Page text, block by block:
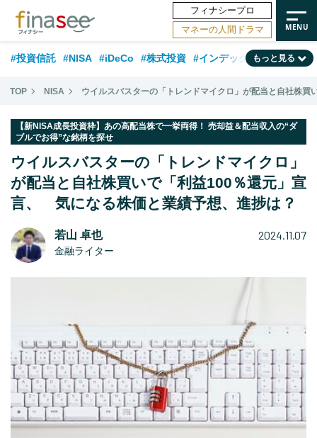
フィナシープロ
マネーの人間ドラマ
#投資信託 #NISA #iDeCo #株式投資 #インデックスファンド
#相談事例 #相続・贈与 #FP #新NISA #積立投資 #30代
#フィナンシャル・ウェルビーイング
#老後 #データ・調査 #金融用語解説 #話題の企業 #国内株式型
もっと見る
TOP NISA ウイルスバスターの「トレンドマイクロ」が配当と自社株
【新NISA成長投資枠】あの高配当株で一挙両得！ 売却益＆配当収入の“ダ
ブルでお得”な銘柄を探せ
ウイルスバスターの「トレンドマイクロ」
が配当と自社株買いで「利益100％還元」宣
言、 気になる株価と業績予想、進捗は？
若山 卓也
金融ライター
2024.11.07